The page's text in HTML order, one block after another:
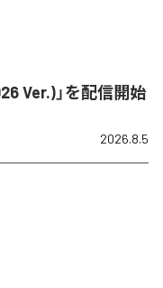
Ver.)」を配信開始
2026.8.5